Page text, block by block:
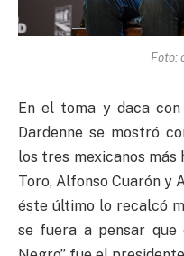
Foto:
En el toma y daca con
Dardenne se mostró
los tres mexicanos más
Toro, Alfonso Cuarón y
éste último lo recalcó
se fuera a pensar que